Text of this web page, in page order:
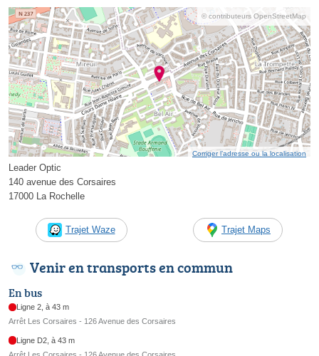
© contributeurs OpenStreetMap
Corriger l’adresse ou la localisation
Leader Optic
140 avenue des Corsaires
17000 La Rochelle
Trajet Waze Trajet Maps
Venir en transports en commun
En bus
Ligne 2, à 43 m
Arrêt Les Corsaires - 126 Avenue des Corsaires
Ligne D2, à 43 m